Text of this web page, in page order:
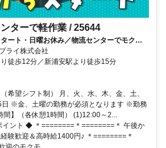
ターで軽作業 / 25644
ート・日曜お休み／物流センターでモクモ
歓迎／市川塩浜駅・新浦安駅
ライ株式会社
徒歩12分／新浦安駅より徒歩15分
希望シフト制） 月、火、水、木、金、土、
日 ※金、土曜の勤務が必須となります ※勤務
間】（各休憩1時間） (1)12:00～2...
ント ◆ ＊========＊========＊ 午後か
験歓迎＆高時給1400円♪ ＊========＊